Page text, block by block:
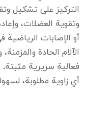
التركيز على تشكيل
وتقوية العضلات،
أو الإصابات
الآلام الحادة
فعالية سريرية
أي زاوية مطلوبة،